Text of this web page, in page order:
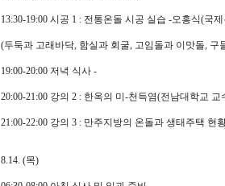
13:30-19:00 시공 1 : 전통온돌 시공 실습 -오홍식(국
(두둑과 고래바닥, 함실과 회굴, 고임돌과 이맛돌, 구
19:00-20:00 저녁 식사 -
20:00-21:00 강의 2 : 한옥의 미-천득염(전남대학교
21:00-22:00 강의 3 : 만주지방의 온돌과 생태주택
8.14. (목)